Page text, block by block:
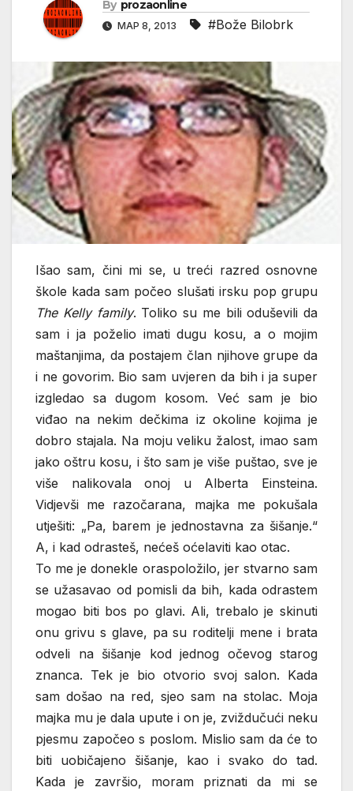
By prozaonline
МАР 8, 2013 #Bože Bilobrk
Išao sam, čini mi se, u treći razred osnovne
škole kada sam počeo slušati irsku pop grupu
The Kelly family. Toliko su me bili oduševili da
sam i ja poželio imati dugu kosu, a o mojim
maštanjima, da postajem član njihove grupe da
i ne govorim. Bio sam uvjeren da bih i ja super
izgledao sa dugom kosom. Već sam je bio
viđao na nekim dečkima iz okoline kojima je
dobro stajala. Na moju veliku žalost, imao sam
jako oštru kosu, i što sam je više puštao, sve je
više nalikovala onoj u Alberta Einsteina.
Vidjevši me razočarana, majka me pokušala
utješiti: „Pa, barem je jednostavna za šišanje.“
A, i kad odrasteš, nećeš oćelaviti kao otac.
To me je donekle oraspoložilo, jer stvarno sam
se užasavao od pomisli da bih, kada odrastem
mogao biti bos po glavi. Ali, trebalo je skinuti
onu grivu s glave, pa su roditelji mene i brata
odveli na šišanje kod jednog očevog starog
znanca. Tek je bio otvorio svoj salon. Kada
sam došao na red, sjeo sam na stolac. Moja
majka mu je dala upute i on je, zviždučući neku
pjesmu započeo s poslom. Mislio sam da će to
biti uobičajeno šišanje, kao i svako do tad.
Kada je završio, moram priznati da mi se